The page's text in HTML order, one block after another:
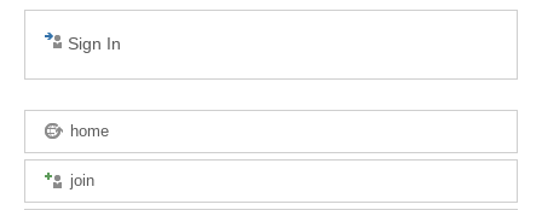
Sign In
home
join